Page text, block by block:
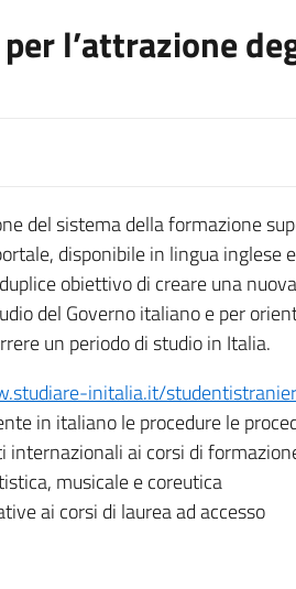
l’attrazione
del sistema della formazione
disponibile in lingua inglese
obiettivo di creare una nuova
del Governo italiano e per
un periodo di studio in Italia.
initalia.it/
in italiano le procedure le
internazionali ai corsi di
musicale e coreutica
ai corsi di laurea ad accesso